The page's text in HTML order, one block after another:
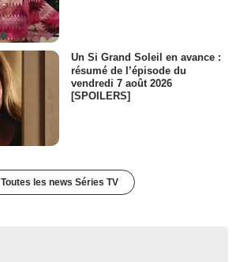
Un Si Grand Soleil en avance :
résumé de l’épisode du
vendredi 7 août 2026
[SPOILERS]
Toutes les news Séries TV